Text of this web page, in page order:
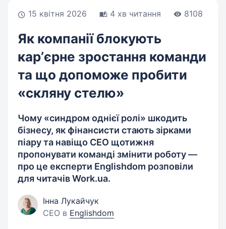
15 квітня 2026 4 хв читання 8108
Як компанії блокують
карʼєрне зростання команди
та що допоможе пробити
«скляну стелю»
Чому «синдром однієї ролі» шкодить
бізнесу, як фінансисти стають зірками
піару та навіщо CEO щотижня
пропонувати команді змінити роботу —
про це експерти Englishdom розповіли
для читачів Work.ua.
Інна Лукайчук
CEO в Englishdom